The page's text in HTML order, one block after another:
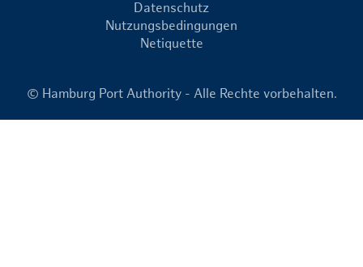
Datenschutz
Nutzungsbedingungen
Netiquette
© Hamburg Port Authority - Alle Rechte vorbehalten.